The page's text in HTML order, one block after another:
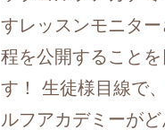
すレッスンモニタ
程を公開すること
す！ 生徒様目線で
ルフアカデミーが